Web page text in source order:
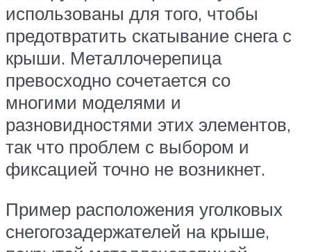
использованы для того, чтобы
предотвратить скатывание снега с
крыши. Металлочерепица
превосходно сочетается со
многими моделями и
разновидностями этих элементов,
так что проблем с выбором и
фиксацией точно не возникнет.
Пример расположения уголковых
снегогозадержателей на крыше,